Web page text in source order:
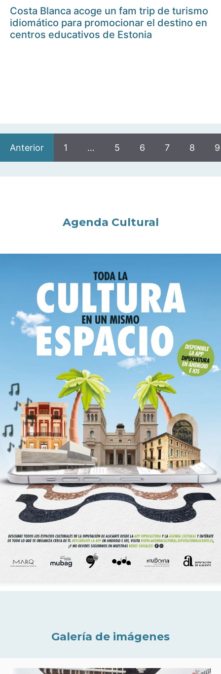
Costa Blanca acoge un fam trip de turismo
idiomático para promocionar el destino en
centros educativos de Estonia
Anterior 1 … 5 6 7 8 9
Agenda Cultural
Galería de imágenes